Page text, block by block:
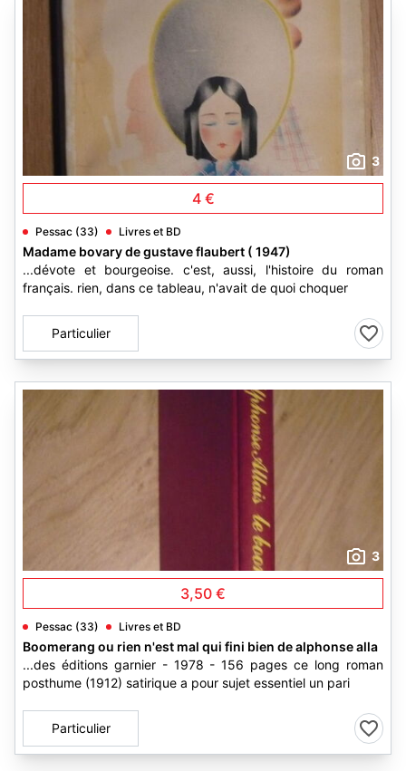
3
4 €
Pessac (33) Livres et BD
Madame bovary de gustave flaubert ( 1947)
...dévote et bourgeoise. c'est, aussi, l'histoire du roman
français. rien, dans ce tableau, n'avait de quoi choquer
Particulier
3
3,50 €
Pessac (33) Livres et BD
Boomerang ou rien n'est mal qui fini bien de alphonse alla
...des éditions garnier - 1978 - 156 pages ce long roman
posthume (1912) satirique a pour sujet essentiel un pari
Particulier